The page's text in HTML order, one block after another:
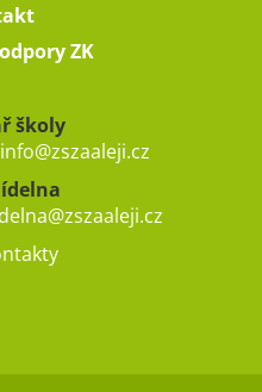
ZK
školy
info@zszaaleji.cz